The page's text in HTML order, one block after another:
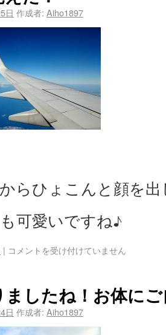
日 作成者: Aiho1897
らひょこんと顔を
可愛いですね♪
| コメントを受け付けていません
ましたね！お体に
日 作成者: Aiho1897